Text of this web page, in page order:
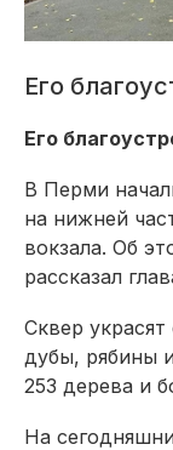
Его
Его
В Перми
на нижней
вокзала. Об
рассказал
Сквер
дубы, рябины
253 дерева и
На